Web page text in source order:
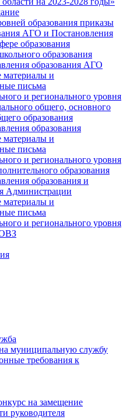
образования приказы
АГО и Постановления
образования
образования
образования АГО
материалы и
письма
и регионального уровня
общего, основного
образования
образования
материалы и
письма
и регионального уровня
образования
образования и
Администрации
материалы и
письма
и регионального уровня
муниципальную службу
требования к
на замещение
руководителя